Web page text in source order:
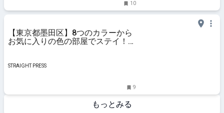
10
【東京都墨田区】8つのカラーから
お気に入りの色の部屋でステイ！
STRAIGHT PRESS
9
もっとみる